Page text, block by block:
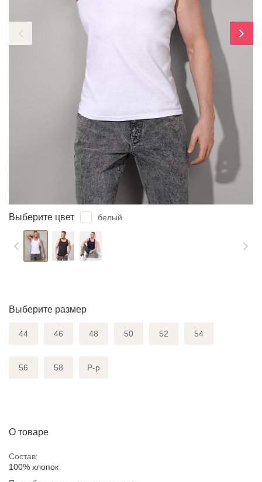
Выберите цвет белый
Выберите размер
44 46 48 50 52 54
56 58 Р-р
О товаре
Состав:
100% хлопок